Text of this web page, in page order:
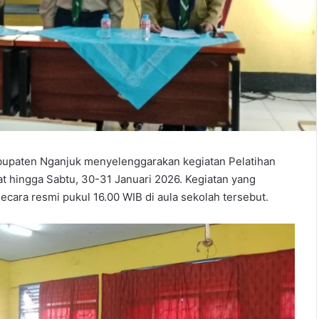
Nganjuk menyelenggarakan kegiatan Pelatihan
hingga Sabtu, 30-31 Januari 2026. Kegiatan yang
resmi pukul 16.00 WIB di aula sekolah tersebut.